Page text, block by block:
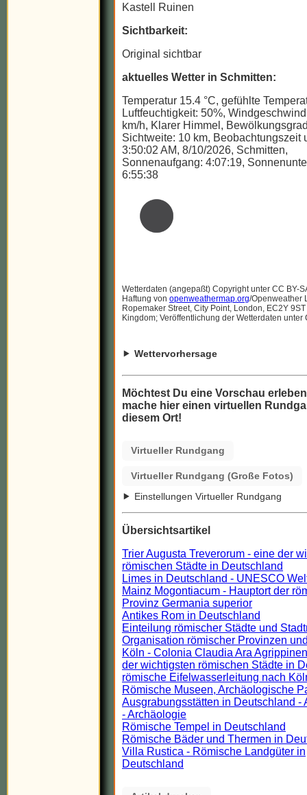
Kastell Ruinen
Sichtbarkeit:
Original sichtbar
aktuelles Wetter in Schmitten:
Temperatur 15.4 °C, gefühlte
Luftfeuchtigkeit: 50%,
km/h, Klarer Himmel,
Sichtweite: 10 km, Beobachtungszeit
3:50:02 AM, 8/10/2026, Schmitten,
Sonnenaufgang: 4:07:19,
6:55:38
Wetterdaten (angepaßt) Copyright unter CC BY-
Haftung von openweathermap.org/Openweather
Ropemaker Street, City Point, London, EC2Y
Kingdom; Veröffentlichung der Wetterdaten unter
Wettervorhersage
Möchtest Du eine Vorschau
mache hier einen virtuellen
diesem Ort!
Virtueller Rundgang
Virtueller Rundgang (Große Fotos)
Einstellungen Virtueller Rundgang
Übersichtsartikel
Trier Augusta Treverorum - eine der
römischen Städte in Deutschland
Limes in Deutschland - UNESCO
Mainz Mogontiacum - Hauptort der
Provinz Germania superior
Antikes Rom in Deutschland
Einteilung römischer Städte und
Organisation römischer Provinzen
Köln - Colonia Claudia Ara
der wichtigsten römischen Städte in
römische Eifelwasserleitung nach
Römische Museen, Archäologische
Ausgrabungsstätten in Deutschland -
- Archäologie
Römische Tempel in Deutschland
Römische Bäder und Thermen in
Villa Rustica - Römische Landgüter in
Deutschland